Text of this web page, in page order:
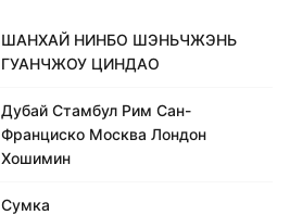
ШАНХАЙ НИНБО ШЭНЬЧЖЭНЬ
ГУАНЧЖОУ ЦИНДАО
Дубай Стамбул Рим Сан-
Франциско Москва Лондон
Хошимин
Сумка